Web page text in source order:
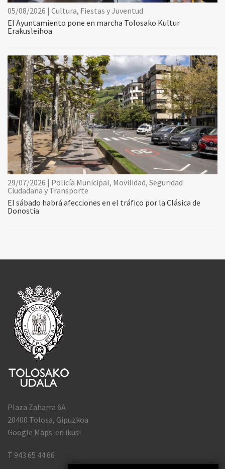
05/08/2026 | Cultura, Fiestas y Juventud
El Ayuntamiento pone en marcha Tolosako Kultur
Erakusleihoa
29/07/2026 | Policía Municipal, Movilidad, Seguridad
Ciudadana y Transporte
El sábado habrá afecciones en el tráfico por la Clásica de
Donostia
Plaza Zaharra 6A
20400 Tolosa, Gipuzkoa
Google Maps-en ikusi
T 943 65 44 66